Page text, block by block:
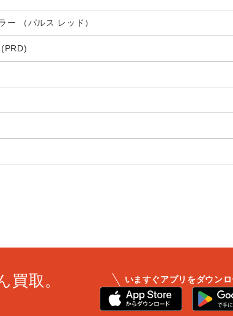
ー （パルス レッド）
買取。
いますぐアプリをダウン